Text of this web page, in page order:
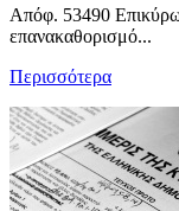
Απόφ. 53490
επανακαθορισμό...
Περισσότερα